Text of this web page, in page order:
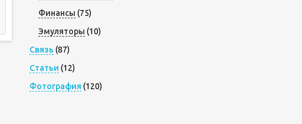
Финансы (75)
Эмуляторы (10)
Связь (87)
Статьи (12)
Фотография (120)